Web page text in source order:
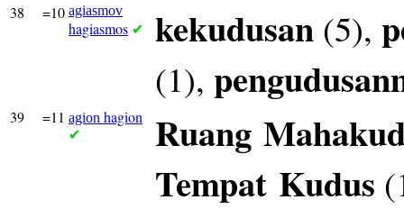
38 =10 agiasmov
hagiasmos ✔ kekudusan (5),
(1),
39 =11 agion hagion
✔ Ruang
Tempat Kudus